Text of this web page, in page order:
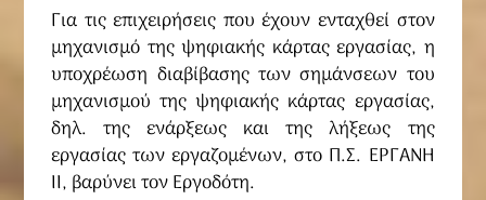
Για τις επιχειρήσεις που έχουν ενταχθεί στον
μηχανισμό της ψηφιακής κάρτας εργασίας, η
υποχρέωση διαβίβασης των σημάνσεων του
μηχανισμού της ψηφιακής κάρτας εργασίας,
δηλ. της ενάρξεως και της λήξεως της
εργασίας των εργαζομένων, στο Π.Σ. ΕΡΓΑΝΗ
ΙΙ, βαρύνει τον Εργοδότη.